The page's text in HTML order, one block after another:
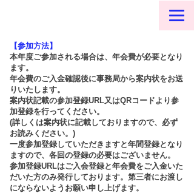
【参加方法】
​本年度ご参加される場合は、年会費が必要となり
ます。
年会費のご入金確認後に事務局から案内状をお送
りいたします。
案内状記載の参加登録URL又はQRコードより参
加登録を行ってください。
(詳しくは案内状に記載しておりますので、必ず
お読みください。)
​一度参加登録していただきますと年間登録となり
ますので、各回の登録の必要はございません。
​参加登録URLはご入会登録と年会費をご入金いた
だいた方のみ発行しております。第三者にお渡し
にならないようお願い申し上げます。